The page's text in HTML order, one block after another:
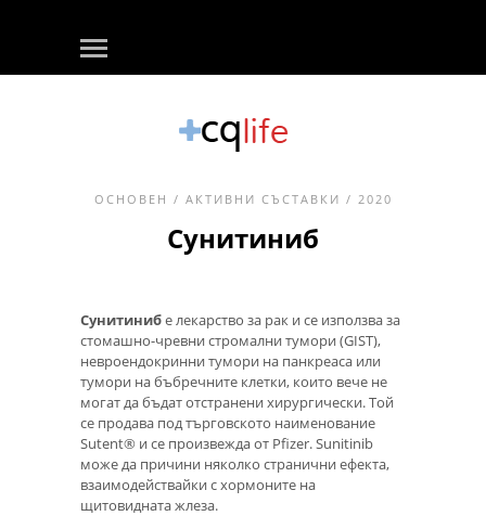
ОСНОВЕН / АКТИВНИ СЪСТАВКИ / 2020
Сунитиниб
Сунитинибе лекарство за рак и се използва за
стомашно-чревни стромални тумори (GIST),
невроендокринни тумори на панкреаса или
тумори на бъбречните клетки, които вече не
могат да бъдат отстранени хирургически. Той
се продава под търговското наименование
Sutent® и се произвежда от Pfizer. Sunitinib
може да причини няколко странични ефекта,
взаимодействайки с хормоните на
щитовидната жлеза.